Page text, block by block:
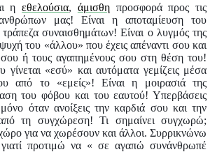
ηεθελούσια, άμισθηπροσφορά προς τις
μας! Είναι η αποταμίευση του
συναισθημάτων! Είναι ο λυγμός της
του «άλλου» που έχεις απέναντι σου και
σου ή τους αγαπημένους σου στη θέση του!
γίνεται «εσύ» και αυτόματα γεμίζεις μέσα
από το «εμείς»! Είναι η μοιρασιά της
του φόβου και του εαυτού! Υπερβάσεις
όταν ανοίξεις την καρδιά σου και την
τη συγχώρεση! Τι σημαίνει συγχωρώ;
για να χωρέσουν και άλλοι. Συρρικνώνω
προτιμώ να « σε αγαπώ συνάνθρωπέ